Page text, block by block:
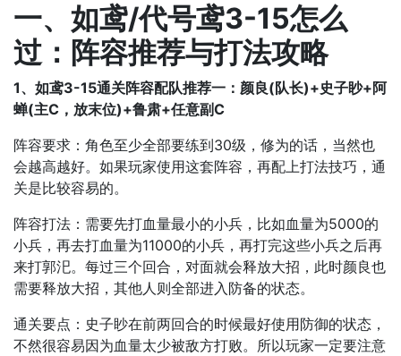
一、如鸢/代号鸢3-15怎么
过：阵容推荐与打法攻略
1、如鸢3-15通关阵容配队推荐一： 颜良(队长)+史子眇+阿
蝉(主C，放末位)+鲁肃+任意副C
阵容要求：角色至少全部要练到30级，修为的话，当然也
会越高越好。如果玩家使用这套阵容，再配上打法技巧，通
关是比较容易的。
阵容打法：需要先打血量最小的小兵，比如血量为5000的
小兵，再去打血量为11000的小兵，再打完这些小兵之后再
来打郭汜。每过三个回合，对面就会释放大招，此时颜良也
需要释放大招，其他人则全部进入防备的状态。
通关要点：史子眇在前两回合的时候最好使用防御的状态，
不然很容易因为血量太少被敌方打败。所以玩家一定要注意